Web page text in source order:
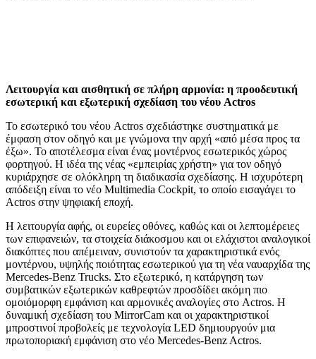
Λειτουργία και αισθητική σε πλήρη αρμονία: η προοδευτική
εσωτερική και εξωτερική σχεδίαση του νέου Actros
Το εσωτερικό του νέου Actros σχεδιάστηκε συστηματικά με
έμφαση στον οδηγό και με γνώμονα την αρχή «από μέσα προς τα
έξω». Το αποτέλεσμα είναι ένας μοντέρνος εσωτερικός χώρος
φορτηγού. Η ιδέα της νέας «εμπειρίας χρήστη» για τον οδηγό
κυριάρχησε σε ολόκληρη τη διαδικασία σχεδίασης. Η ισχυρότερη
απόδειξη είναι το νέο Multimedia Cockpit, το οποίο εισαγάγει το
Actros στην ψηφιακή εποχή.
Η λειτουργία αφής, οι ευρείες οθόνες, καθώς και οι λεπτομέρειες
των επιφανειών, τα στοιχεία διάκοσμου και οι ελάχιστοι αναλογικοί
διακόπτες που απέμειναν, συνιστούν τα χαρακτηριστικά ενός
μοντέρνου, υψηλής ποιότητας εσωτερικού για τη νέα ναυαρχίδα της
Mercedes-Benz Trucks. Στο εξωτερικό, η κατάργηση των
συμβατικών εξωτερικών καθρεφτών προσδίδει ακόμη πιο
ομοιόμορφη εμφάνιση και αρμονικές αναλογίες στο Actros. Η
δυναμική σχεδίαση του MirrorCam και οι χαρακτηριστικοί
μπροστινοί προβολείς με τεχνολογία LED δημιουργούν μια
πρωτοποριακή εμφάνιση στο νέο Mercedes-Benz Actros.